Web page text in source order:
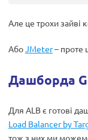
Але це трохи зайві
АбоJMeter– проте
Дашборда
Для ALB є готові
Load Balancer by
тож з них ми можемо